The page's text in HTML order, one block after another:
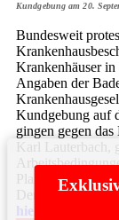
Kundgebung am 20.
Bundesweit
Krankenhäuser
Angaben der
Kundgebung auf
gingen gegen
Karl Lauterbach,
Plakaten und
Demonstranten
hier